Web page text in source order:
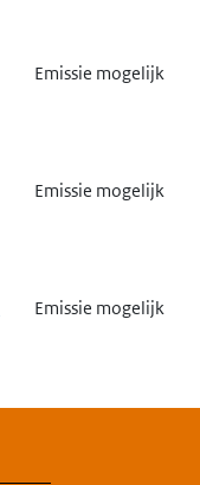
Emissie mogelijk
Emissie mogelijk
Emissie mogelijk